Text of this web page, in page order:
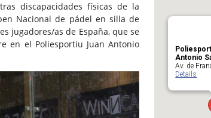
discapacidades físicas de la
Nacional de pádel en silla de
jugadores/as de España, que se
en el Poliesportiu Juan Antonio
Antonio
Av. de
Details